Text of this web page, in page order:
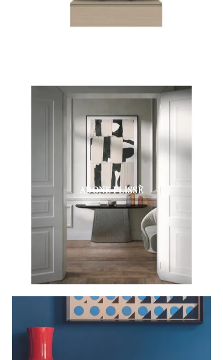
ADONE PLISSÈ